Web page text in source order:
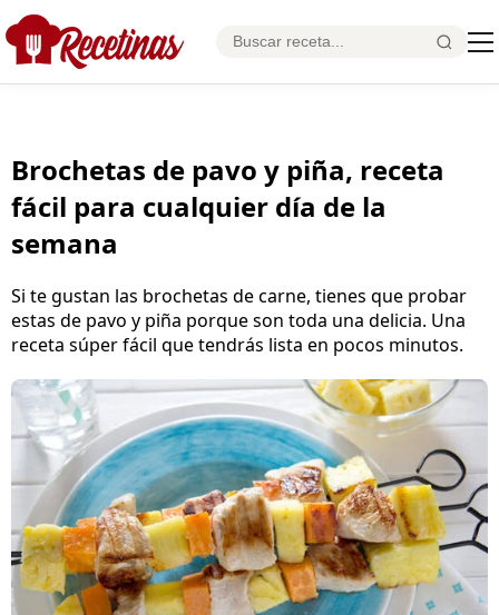
Brochetas de pavo y piña, receta
fácil para cualquier día de la
semana
Si te gustan las brochetas de carne, tienes que probar
estas de pavo y piña porque son toda una delicia. Una
receta súper fácil que tendrás lista en pocos minutos.